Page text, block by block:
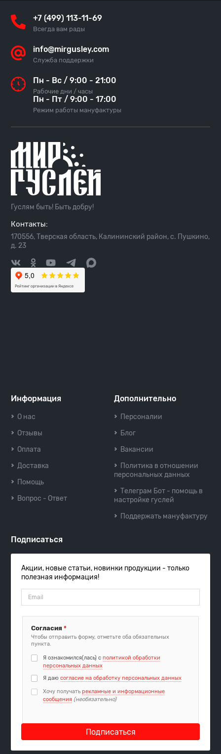
+7 (499) 113-11-69
Всегда вам рады
info@mirgusley.com
Служба поддержки
Пн - Вс / 9:00 - 21:00
Рабочие дни / часы
Пн - Пт / 9:00 - 17:00
Режим работы мануфактуры
Гуслям быть! Быть добру!
Контакты:
170556, Тверская область, Калининский район, с. Пушкино,
д. 23
Информация
О нас
Отзывы
Оплата
Доставка
Помощь
Вопрос - Ответ
Дополнительно
Персоналии
Блог
Вакансии
Политика в отношении
персональных данных
Телеграм Бот - помощь в
настройке гуслей
Поддержать мануфактуру
Подписаться
Акции, новые статьи, новинки продукции - только
полезная информация!
Согласия*
Чтобы отправить форму, отметьте оба обязательных
пункта.
Я ознакомился(лась) с политикой обработки
персональных данных
Я даю согласие на обработку персональных данных
Хочу получать рекламные и информационные
сообщения (необязательно)
Подписаться